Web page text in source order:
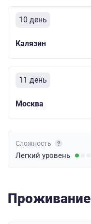
10 день
Калязин
11 день
Москва
Сложность
Легкий уровень
Проживание